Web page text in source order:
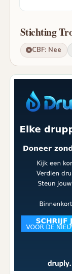
Stichting
CBF: Nee